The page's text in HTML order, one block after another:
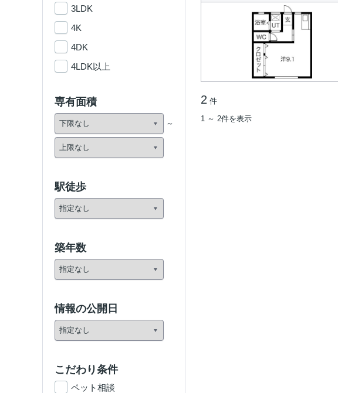
2 件
1 ～ 2件を表示
3LDK
4K
4DK
4LDK以上
専有面積
駅徒歩
築年数
情報の公開日
こだわり条件
ペット相談